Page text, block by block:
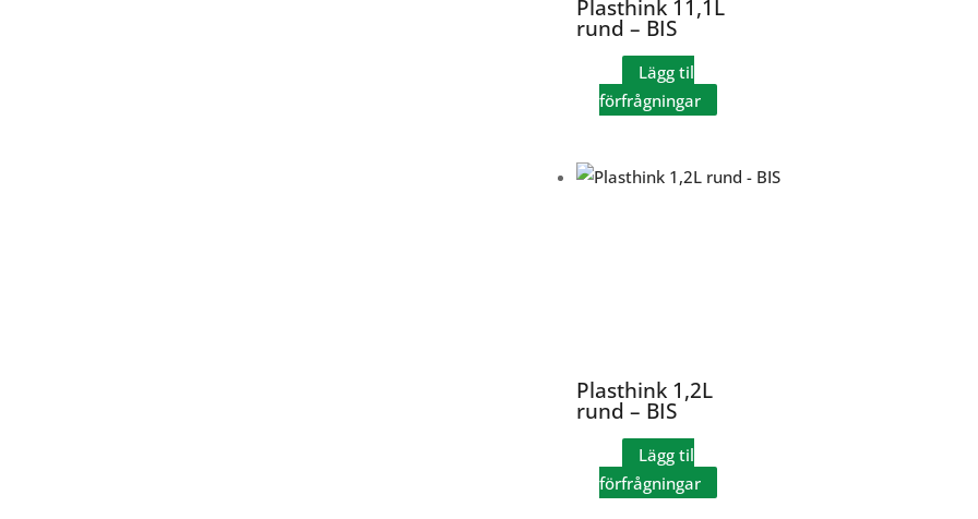
Plasthink 11,1L
rund – BIS
Lägg til
förfrågningar
Plasthink 1,2L
rund – BIS
Lägg til
förfrågningar